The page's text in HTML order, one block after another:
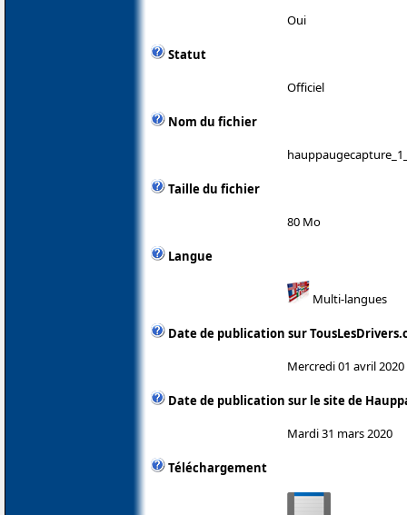
Oui
Statut
Officiel
Nom du fichier
Taille du fichier
80 Mo
Langue
Multi-langues
Date de publication sur
Mercredi 01 avril 2020
Date de publication sur le site de
Mardi 31 mars 2020
Téléchargement